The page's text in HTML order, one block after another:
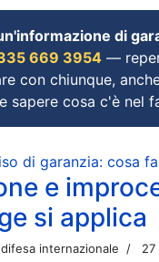
di
669 3954 —
con chiunque,
sapere cosa c'è nel
di garanzia: cosa
e
si applica
internazionale